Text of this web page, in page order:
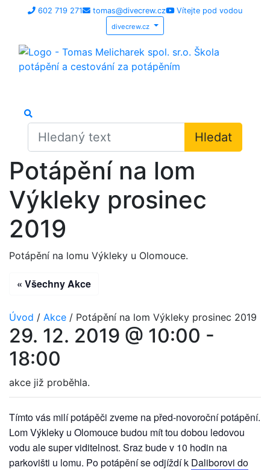
602 719 271 tomas@divecrew.cz Vítejte pod vodou
divecrew.cz
Hledat
Potápění na lom
Výkleky prosinec
2019
Potápění na lomu Výkleky u Olomouce.
« Všechny Akce
Úvod / Akce / Potápění na lom Výkleky prosinec 2019
29. 12. 2019 @ 10:00 -
18:00
akce již proběhla.
Tímto vás milí potápěči zveme na před-novoroční potápění.
Lom Výkleky u Olomouce budou mít tou dobou ledovou
vodu ale super viditelnost. Sraz bude v 10 hodin na
parkovišti u lomu. Po potápění se odjíždí k Daliborovi do